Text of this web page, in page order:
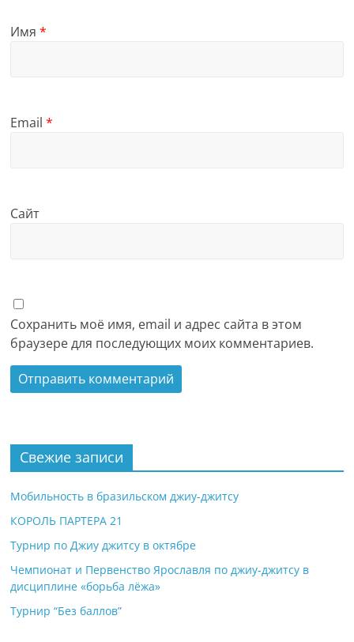
Имя*
Email*
Сайт
Сохранить моё имя, email и адрес сайта в этом
браузере для последующих моих комментариев.
Свежие записи
Мобильность в бразильском джиу-джитсу
КОРОЛЬ ПАРТЕРА 21
Турнир по Джиу джитсу в октябре
Чемпионат и Первенство Ярославля по джиу-джитсу в
дисциплине «борьба лёжа»
Турнир “Без баллов”